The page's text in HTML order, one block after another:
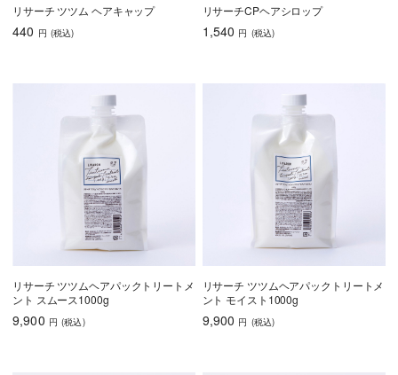
リサーチ ツツム ヘアキャップ
440 円 (税込)
リサーチCPヘアシロップ
1,540 円 (税込)
リサーチ ツツムヘアパックトリートメ
ント スムース1000g
9,900 円 (税込)
リサーチ ツツムヘアパックトリートメ
ント モイスト1000g
9,900 円 (税込)